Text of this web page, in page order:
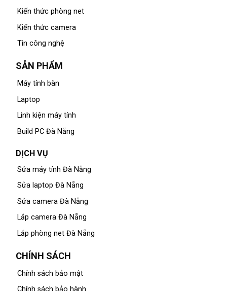
Kiến thức phòng net
Kiến thức camera
Tin công nghệ
SẢN PHẨM
Máy tính bàn
Laptop
Linh kiện máy tính
Build PC Đà Nẵng
DỊCH VỤ
Sửa máy tính Đà Nẵng
Sửa laptop Đà Nẵng
Sửa camera Đà Nẵng
Lắp camera Đà Nẵng
Lắp phòng net Đà Nẵng
CHÍNH SÁCH
Chính sách bảo mật